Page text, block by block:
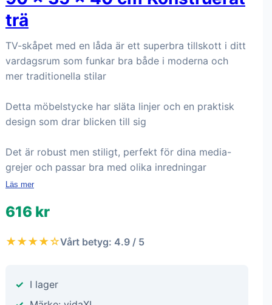
trä
TV-skåpet med en låda är ett superbra tillskott i ditt
vardagsrum som funkar bra både i moderna och
mer traditionella stilar
Detta möbelstycke har släta linjer och en praktisk
design som drar blicken till sig
Det är robust men stiligt, perfekt för dina media-
grejer och passar bra med olika inredningar
Läs mer
616 kr
★★★★☆Vårt betyg: 4.9 / 5
I lager